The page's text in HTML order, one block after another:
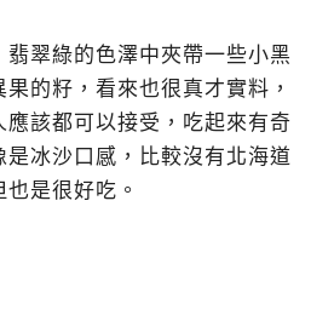
翠綠的色澤中夾帶一些小黑
的籽，看來也很真才實料，
該都可以接受，吃起來有奇
冰沙口感，比較沒有北海道
是很好吃。